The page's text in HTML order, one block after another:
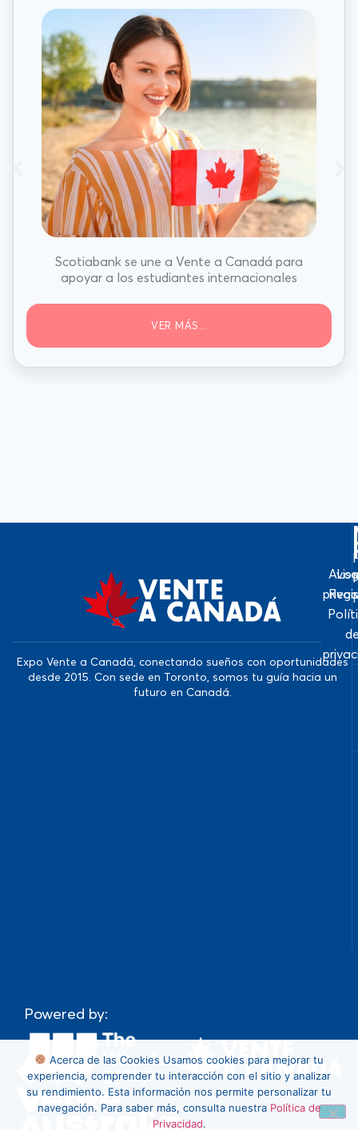
Scotiabank se une a Vente a Canadá para
apoyar a los estudiantes internacionales
VER MÁS...
Expo Vente a Canadá, conectando sueños con oportunidades
desde 2015. Con sede en Toronto, somos tu guía hacia un
futuro en Canadá.
Powered by:
Acerca de las Cookies Usamos cookies para mejorar tu
experiencia, comprender tu interacción con el sitio y analizar
su rendimiento. Esta información nos permite personalizar tu
navegación. Para saber más, consulta nuestra Política de
Privacidad.